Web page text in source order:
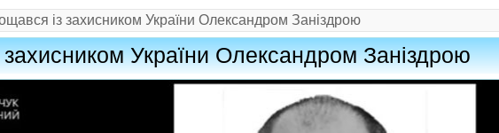
із захисником України Олександром Заніздрою
України Олександром Заніздрою